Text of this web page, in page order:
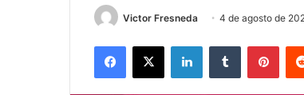
Victor Fresneda 4 de agosto de